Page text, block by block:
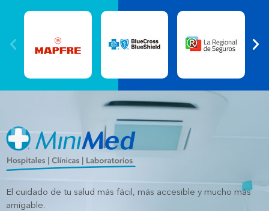
El cuidado de tu salud más fácil, más accesible y mucho más
amigable.